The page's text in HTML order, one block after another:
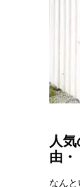
人
由・
なん